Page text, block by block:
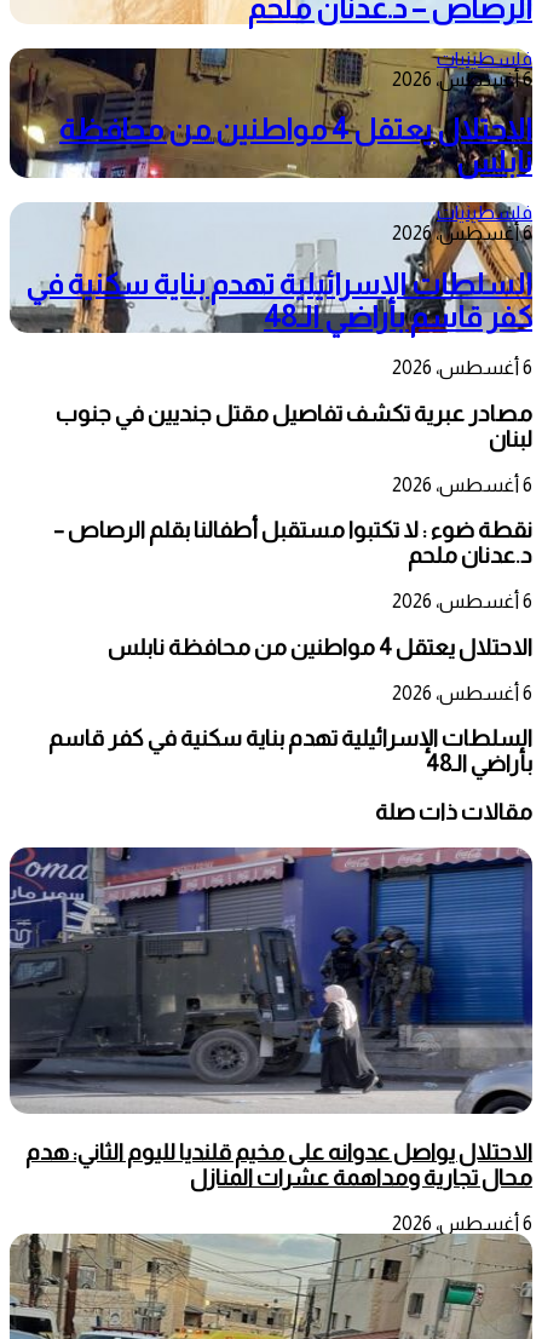
الرصاص – د.عدنان ملحم
فلسطينيات
6 أغسطس، 2026
الاحتلال يعتقل 4 مواطنين من محافظة
نابلس
فلسطينيات
6 أغسطس، 2026
السلطات الإسرائيلية تهدم بناية سكنية في
كفر قاسم بأراضي الـ48
6 أغسطس، 2026
مصادر عبرية تكشف تفاصيل مقتل جنديين في جنوب
لبنان
6 أغسطس، 2026
نقطة ضوء : لا تكتبوا مستقبل أطفالنا بقلم الرصاص –
د.عدنان ملحم
6 أغسطس، 2026
الاحتلال يعتقل 4 مواطنين من محافظة نابلس
6 أغسطس، 2026
السلطات الإسرائيلية تهدم بناية سكنية في كفر قاسم
بأراضي الـ48
مقالات ذات صلة
الاحتلال يواصل عدوانه على مخيم قلنديا لليوم الثاني: هدم
محال تجارية ومداهمة عشرات المنازل
6 أغسطس، 2026